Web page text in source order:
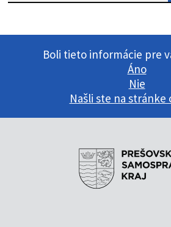
Boli tieto informácie pre
Áno
Nie
Našli ste na stránke